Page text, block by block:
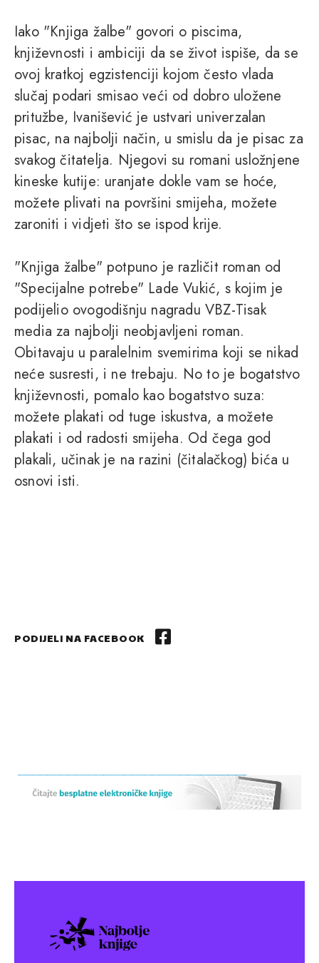
Iako "Knjiga žalbe" govori o piscima,
književnosti i ambiciji da se život ispiše, da se
ovoj kratkoj egzistenciji kojom često vlada
slučaj podari smisao veći od dobro uložene
pritužbe, Ivanišević je ustvari univerzalan
pisac, na najbolji način, u smislu da je pisac za
svakog čitatelja. Njegovi su romani usložnjene
kineske kutije: uranjate dokle vam se hoće,
možete plivati na površini smijeha, možete
zaroniti i vidjeti što se ispod krije.
"Knjiga žalbe" potpuno je različit roman od
"Specijalne potrebe" Lade Vukić, s kojim je
podijelio ovogodišnju nagradu VBZ-Tisak
media za najbolji neobjavljeni roman.
Obitavaju u paralelnim svemirima koji se nikad
neće susresti, i ne trebaju. No to je bogatstvo
književnosti, pomalo kao bogatstvo suza:
možete plakati od tuge iskustva, a možete
plakati i od radosti smijeha. Od čega god
plakali, učinak je na razini (čitalačkog) bića u
osnovi isti.
PODIJELI NA FACEBOOK